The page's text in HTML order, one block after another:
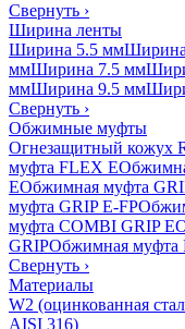
Свернуть ›
Ширина ленты
Ширина 5.5 мм
ммШирина 7.5 мм
ммШирина 9.5 мм
Свернуть ›
Обжимные муфты
Огнезащитный кожух
муфта FLEX E
EОбжимная муфта
муфта GRIP E-FP
муфта COMBI GRIP E
GRIPОбжимная муфта
Свернуть ›
Материалы
W2 (оцинкованная
AISI 316)